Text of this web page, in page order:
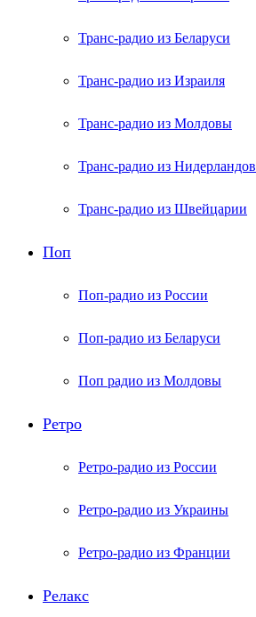
Транс-радио из Беларуси
Транс-радио из Израиля
Транс-радио из Молдовы
Транс-радио из Нидерландов
Транс-радио из Швейцарии
Поп
Поп-радио из России
Поп-радио из Беларуси
Поп радио из Молдовы
Ретро
Ретро-радио из России
Ретро-радио из Украины
Ретро-радио из Франции
Релакс